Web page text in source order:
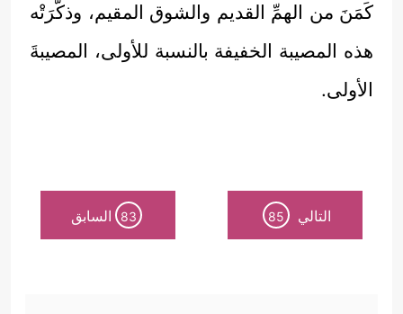
كَمَنَ من الهمِّ القديم والشوق المقيم، وذكَّرَتْه
هذه المصيبة الخفيفة بالنسبة للأولى، المصيبةَ
الأولى.
التالي 85
83 السابق